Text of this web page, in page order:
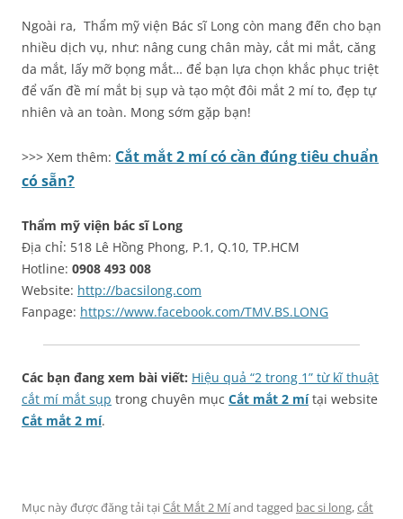
Ngoài ra, Thẩm mỹ viện Bác sĩ Long còn mang đến cho bạn
nhiều dịch vụ, như: nâng cung chân mày, cắt mi mắt, căng
da mắt, lấy mỡ bọng mắt… để bạn lựa chọn khắc phục triệt
để vấn đề mí mắt bị sụp và tạo một đôi mắt 2 mí to, đẹp tự
nhiên và an toàn. Mong sớm gặp bạn!
>>> Xem thêm: Cắt mắt 2 mí có cần đúng tiêu chuẩn
có sẵn?
Thẩm mỹ viện bác sĩ Long
Địa chỉ: 518 Lê Hồng Phong, P.1, Q.10, TP.HCM
Hotline: 0908 493 008
Website: http://bacsilong.com
Fanpage: https://www.facebook.com/TMV.BS.LONG
Các bạn đang xem bài viết: Hiệu quả “2 trong 1” từ kĩ thuật
cắt mí mắt sụp trong chuyên mục Cắt mắt 2 mítại website
Cắt mắt 2 mí.
Mục này được đăng tải tạiCắt Mắt 2 Míand tagged bac si long,cắt